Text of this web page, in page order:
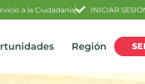
a la Ciudadanía INICIAR
Región